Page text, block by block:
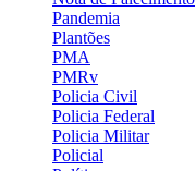
Pandemia
Plantões
PMA
PMRv
Policia Civil
Policia Federal
Policia Militar
Policial